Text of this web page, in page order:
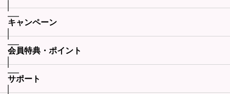
キャンペーン
会員特典・ポイント
サポート